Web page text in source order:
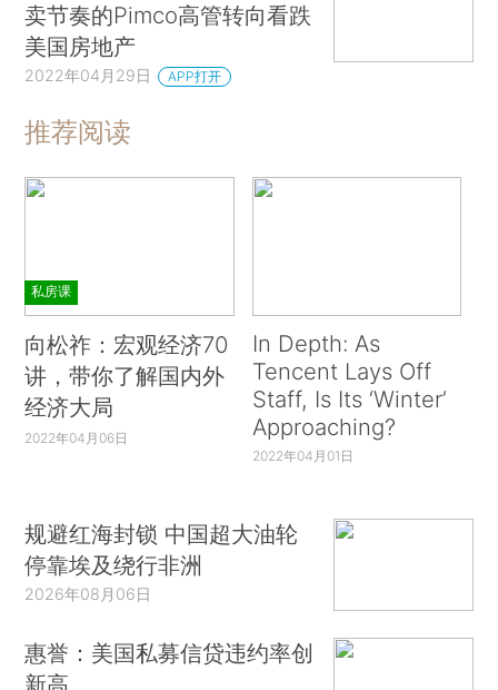
卖节奏的Pimco高管转向看跌
美国房地产
2022年04月29日 APP打开
推荐阅读
私房课
向松祚：宏观经济70
讲，带你了解国内外
经济大局
2022年04月06日
In Depth: As
Tencent Lays Off
Staff, Is Its ‘Winter’
Approaching?
2022年04月01日
规避红海封锁 中国超大油轮
停靠埃及绕行非洲
2026年08月06日
惠誉：美国私募信贷违约率创
新高